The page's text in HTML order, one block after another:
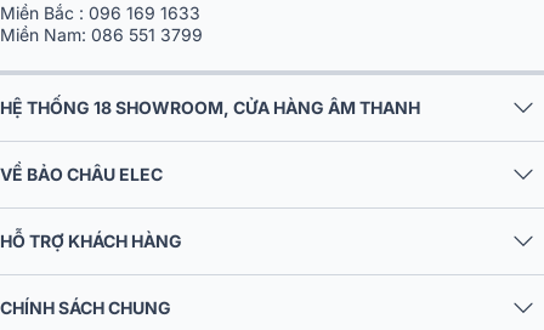
Miền Bắc : 096 169 1633
Miền Nam: 086 551 3799
HỆ THỐNG 18 SHOWROOM, CỬA HÀNG ÂM THANH
VỀ BẢO CHÂU ELEC
HỖ TRỢ KHÁCH HÀNG
CHÍNH SÁCH CHUNG